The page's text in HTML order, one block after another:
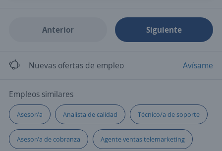
Anterior Siguiente
Nuevas ofertas de empleo Avísame
Empleos similares
Asesor/a Analista de calidad Técnico/a de soporte
Asesor/a de cobranza Agente ventas telemarketing